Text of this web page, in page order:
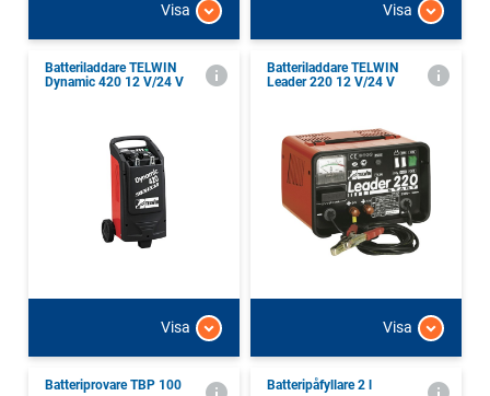
Visa Visa
Batteriladdare TELWIN
Dynamic 420 12 V/24 V
Visa
Batteriladdare TELWIN
Leader 220 12 V/24 V
Visa
Batteriprovare TBP 100 Batteripåfyllare 2 l